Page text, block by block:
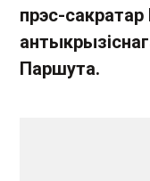
прэс-
Паршута.